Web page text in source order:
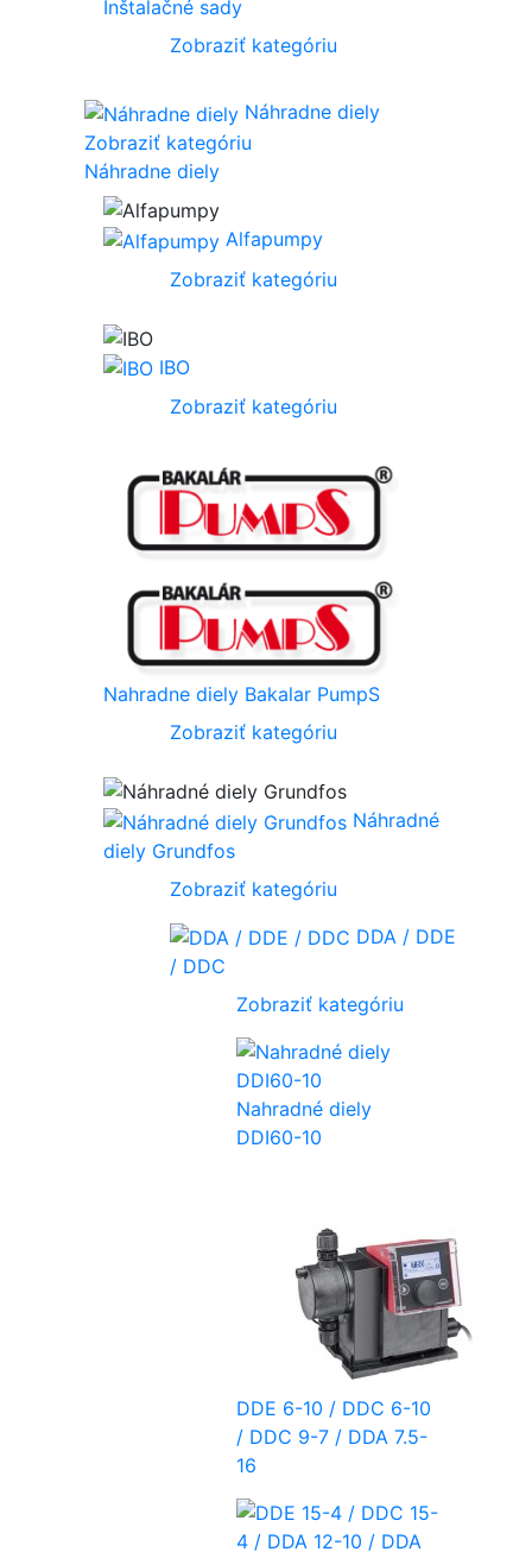
Inštalačné sady
Zobraziť kategóriu
Náhradne diely
Zobraziť kategóriu
Náhradne diely
Alfapumpy
Zobraziť kategóriu
IBO
Zobraziť kategóriu
Nahradne diely Bakalar PumpS
Zobraziť kategóriu
Náhradné
diely Grundfos
Zobraziť kategóriu
DDA / DDE
/ DDC
Zobraziť kategóriu
Nahradné diely
DDI60-10
DDE 6-10 / DDC 6-10
/ DDC 9-7 / DDA 7.5-
16